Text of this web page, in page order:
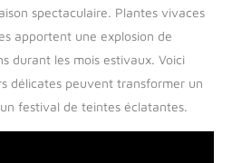
spectaculaire. Plantes vivaces
apportent une explosion de
durant les mois estivaux. Voici
délicates peuvent transformer un
festival de teintes éclatantes.